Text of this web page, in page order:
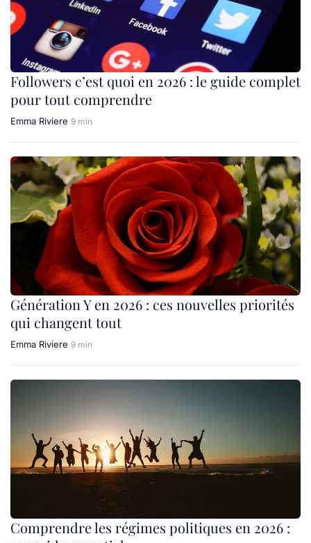
Followers c’est quoi en 2026 : le guide complet
pour tout comprendre
Emma Riviere 9 min
Génération Y en 2026 : ces nouvelles priorités
qui changent tout
Emma Riviere 9 min
Comprendre les régimes politiques en 2026 :